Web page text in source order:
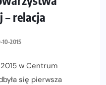
relacja
10-2015
w Centrum
się pierwsza